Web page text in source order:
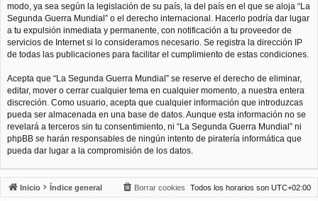
modo, ya sea según la legislación de su país, la del país en el que se aloja “La
Segunda Guerra Mundial” o el derecho internacional. Hacerlo podría dar lugar
a tu expulsión inmediata y permanente, con notificación a tu proveedor de
servicios de Internet si lo consideramos necesario. Se registra la dirección IP
de todas las publicaciones para facilitar el cumplimiento de estas condiciones.
Acepta que “La Segunda Guerra Mundial” se reserve el derecho de eliminar,
editar, mover o cerrar cualquier tema en cualquier momento, a nuestra entera
discreción. Como usuario, acepta que cualquier información que introduzcas
pueda ser almacenada en una base de datos. Aunque esta información no se
revelará a terceros sin tu consentimiento, ni “La Segunda Guerra Mundial” ni
phpBB se harán responsables de ningún intento de piratería informática que
pueda dar lugar a la compromisión de los datos.
Inicio Índice general Todos los horarios son UTC+02:00
Borrar cookies